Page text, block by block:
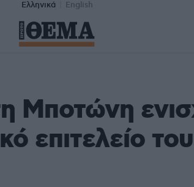
Ελληνικά English
Μποτώνη
επιτελείο του